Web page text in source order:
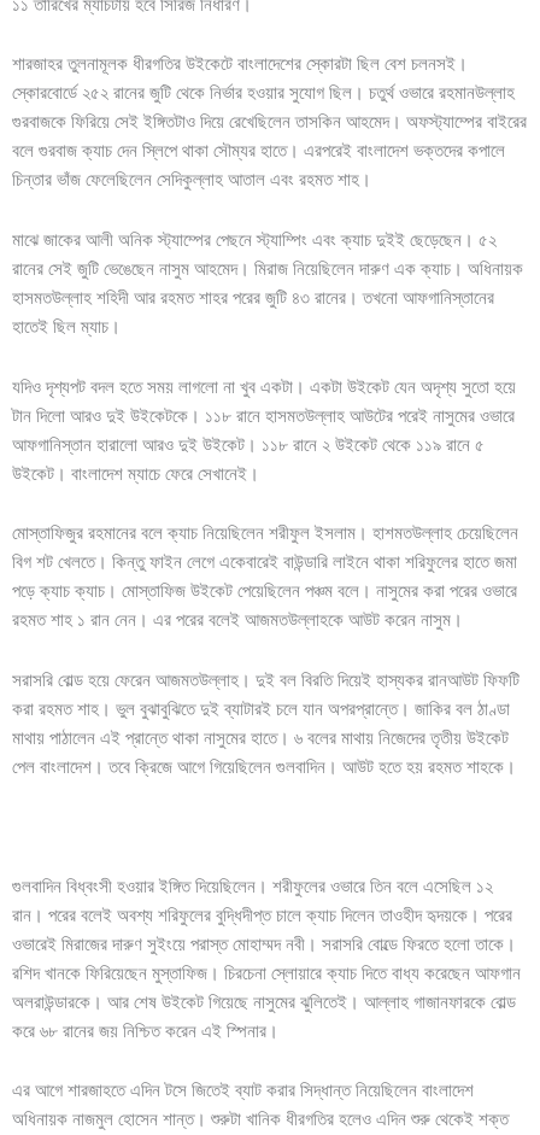
১১ তারিখের ম্যাচটায় হবে সিরিজ নির্ধারণ।
শারজাহর তুলনামূলক ধীরগতির উইকেটে বাংলাদেশের স্কোরটা ছিল বেশ চলনসই।
স্কোরবোর্ডে ২৫২ রানের জুটি থেকে নির্ভার হওয়ার সুযোগ ছিল। চতুর্থ ওভারে রহমানউল্লাহ
গুরবাজকে ফিরিয়ে সেই ইঙ্গিতটাও দিয়ে রেখেছিলেন তাসকিন আহমেদ। অফস্ট্যাম্পের বাইরের
বলে গুরবাজ ক্যাচ দেন স্লিপে থাকা সৌম্যর হাতে। এরপরেই বাংলাদেশ ভক্তদের কপালে
চিন্তার ভাঁজ ফেলেছিলেন সেদিকুল্লাহ আতাল এবং রহমত শাহ।
মাঝে জাকের আলী অনিক স্ট্যাম্পের পেছনে স্ট্যাম্পিং এবং ক্যাচ দুইই ছেড়েছেন। ৫২
রানের সেই জুটি ভেঙেছেন নাসুম আহমেদ। মিরাজ নিয়েছিলেন দারুণ এক ক্যাচ। অধিনায়ক
হাসমতউল্লাহ শহিদী আর রহমত শাহর পরের জুটি ৪৩ রানের। তখনো আফগানিস্তানের
হাতেই ছিল ম্যাচ।
যদিও দৃশ্যপট বদল হতে সময় লাগলো না খুব একটা। একটা উইকেট যেন অদৃশ্য সুতো হয়ে
টান দিলো আরও দুই উইকেটকে। ১১৮ রানে হাসমতউল্লাহ আউটের পরেই নাসুমের ওভারে
আফগানিস্তান হারালো আরও দুই উইকেট। ১১৮ রানে ২ উইকেট থেকে ১১৯ রানে ৫
উইকেট। বাংলাদেশ ম্যাচে ফেরে সেখানেই।
মোস্তাফিজুর রহমানের বলে ক্যাচ নিয়েছিলেন শরীফুল ইসলাম। হাশমতউল্লাহ চেয়েছিলেন
বিগ শট খেলতে। কিন্তু ফাইন লেগে একেবারেই বাউন্ডারি লাইনে থাকা শরিফুলের হাতে জমা
পড়ে ক্যাচ ক্যাচ। মোস্তাফিজ উইকেট পেয়েছিলেন পঞ্চম বলে। নাসুমের করা পরের ওভারে
রহমত শাহ ১ রান নেন। এর পরের বলেই আজমতউল্লাহকে আউট করেন নাসুম।
সরাসরি বোল্ড হয়ে ফেরেন আজমতউল্লাহ। দুই বল বিরতি দিয়েই হাস্যকর রানআউট ফিফটি
করা রহমত শাহ। ভুল বুঝাবুঝিতে দুই ব্যাটারই চলে যান অপরপ্রান্তে। জাকির বল ঠাণ্ডা
মাথায় পাঠালেন এই প্রান্তে থাকা নাসুমের হাতে। ৬ বলের মাথায় নিজেদের তৃতীয় উইকেট
পেল বাংলাদেশ। তবে ক্রিজে আগে গিয়েছিলেন গুলবাদিন। আউট হতে হয় রহমত শাহকে।
গুলবাদিন বিধ্বংসী হওয়ার ইঙ্গিত দিয়েছিলেন। শরীফুলের ওভারে তিন বলে এসেছিল ১২
রান। পরের বলেই অবশ্য শরিফুলের বুদ্ধিদীপ্ত চালে ক্যাচ দিলেন তাওহীদ হৃদয়কে। পরের
ওভারেই মিরাজের দারুণ সুইংয়ে পরাস্ত মোহাম্মদ নবী। সরাসরি বোল্ডে ফিরতে হলো তাকে।
রশিদ খানকে ফিরিয়েছেন মুস্তাফিজ। চিরচেনা স্লোয়ারে ক্যাচ দিতে বাধ্য করেছেন আফগান
অলরাউন্ডারকে। আর শেষ উইকেট গিয়েছে নাসুমের ঝুলিতেই। আল্লাহ গাজানফারকে বোল্ড
করে ৬৮ রানের জয় নিশ্চিত করেন এই স্পিনার।
এর আগে শারজাহতে এদিন টসে জিতেই ব্যাট করার সিদ্ধান্ত নিয়েছিলেন বাংলাদেশ
অধিনায়ক নাজমুল হোসেন শান্ত। শুরুটা খানিক ধীরগতির হলেও এদিন শুরু থেকেই শক্ত